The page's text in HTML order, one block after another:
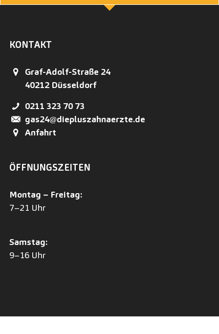
KONTAKT
Graf-Adolf-Straße 24
40212 Düsseldorf
0211 323 70 73
gas24@diepluszahnaerzte.de
Anfahrt
ÖFFNUNGSZEITEN
Montag – Freitag:
7–21 Uhr
Samstag:
9–16 Uhr